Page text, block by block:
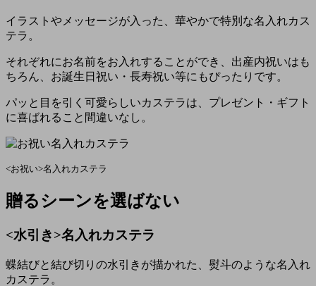
イラストやメッセージが入った、華やかで特別な名入れカス
テラ。
それぞれにお名前をお入れすることができ、出産内祝いはも
ちろん、お誕生日祝い・長寿祝い等にもぴったりです。
パッと目を引く可愛らしいカステラは、プレゼント・ギフト
に喜ばれること間違いなし。
<お祝い>名入れカステラ
贈るシーンを選ばない
<水引き>名入れカステラ
蝶結びと結び切りの水引きが描かれた、熨斗のような名入れ
カステラ。